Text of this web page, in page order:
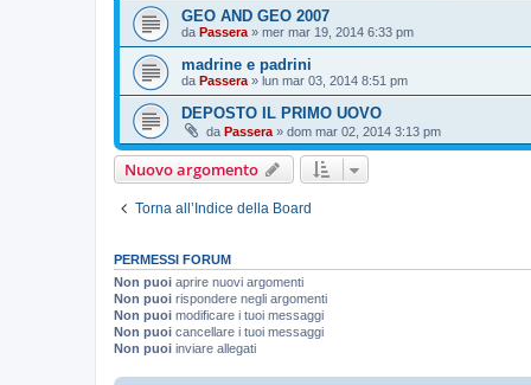
GEO AND GEO 2007
da Passera » mer mar 19, 2014 6:33 pm
madrine e padrini
da Passera » lun mar 03, 2014 8:51 pm
DEPOSTO IL PRIMO UOVO
da Passera » dom mar 02, 2014 3:13 pm
Nuovo argomento
Torna all’Indice della Board
PERMESSI FORUM
Non puoi aprire nuovi argomenti
Non puoi rispondere negli argomenti
Non puoi modificare i tuoi messaggi
Non puoi cancellare i tuoi messaggi
Non puoi inviare allegati